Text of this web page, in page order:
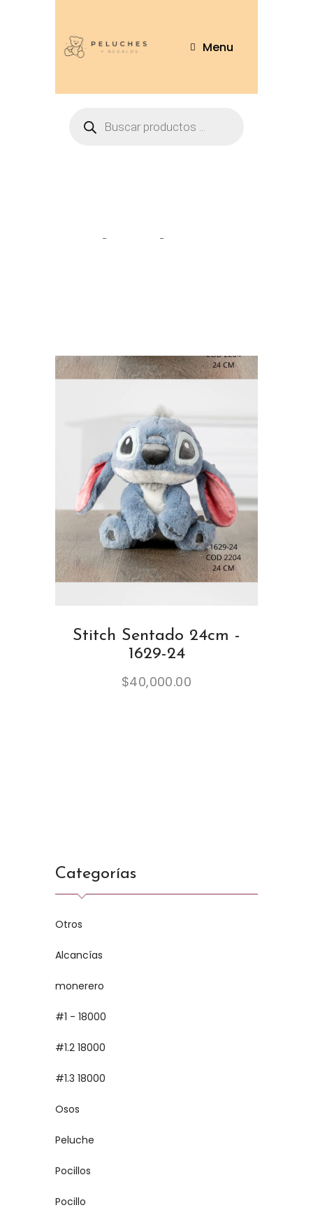
Menu
Stitch Sentado 24cm -
1629-24
$40,000.00
Categorías
Otros
Alcancías
monerero
#1 - 18000
#1.2 18000
#1.3 18000
Osos
Peluche
Pocillos
Pocillo